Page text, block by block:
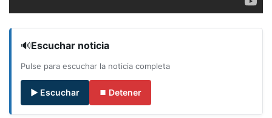
🔊Escuchar noticia
Pulse para escuchar la noticia completa
▶ Escuchar ⏹ Detener